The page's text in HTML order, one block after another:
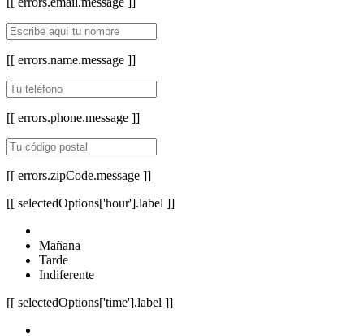
[[ errors.name.message ]]
[[ errors.phone.message ]]
[[ errors.zipCode.message ]]
[[ selectedOptions['hour'].label ]]
Mañana
Tarde
Indiferente
[[ selectedOptions['time'].label ]]